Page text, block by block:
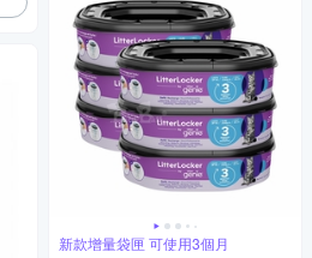
新款增量袋匣 可使用3個月